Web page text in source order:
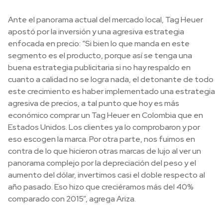
Ante el panorama actual del mercado local, Tag Heuer
apostó por la inversión y una agresiva estrategia
enfocada en precio: “Si bien lo que manda en este
segmento es el producto, porque así se tenga una
buena estrategia publicitaria si no hay respaldo en
cuanto a calidad no se logra nada, el detonante de todo
este crecimiento es haber implementado una estrategia
agresiva de precios, a tal punto que hoy es más
económico comprar un Tag Heuer en Colombia que en
Estados Unidos. Los clientes ya lo comprobaron y por
eso escogen la marca. Por otra parte, nos fuimos en
contra de lo que hicieron otras marcas de lujo al ver un
panorama complejo por la depreciación del peso y el
aumento del dólar, invertimos casi el doble respecto al
año pasado. Eso hizo que creciéramos más del 40%
comparado con 2015”, agrega Ariza.